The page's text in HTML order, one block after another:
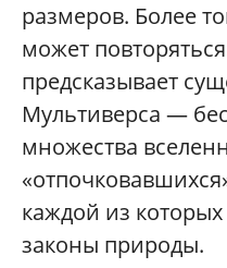
размеров. Более
может
предсказывает
Мультиверса —
множества
каждой из
законы природы.